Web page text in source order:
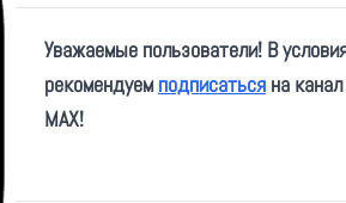
Уважаемые пользователи! В
рекомендуем подписаться на
MAX!